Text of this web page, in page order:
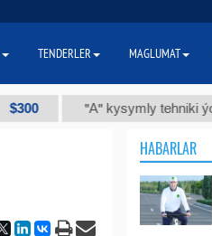
"А" kysymly tehniki ýody (t.)
HABARLAR
TENDERLER MAGLUMAT